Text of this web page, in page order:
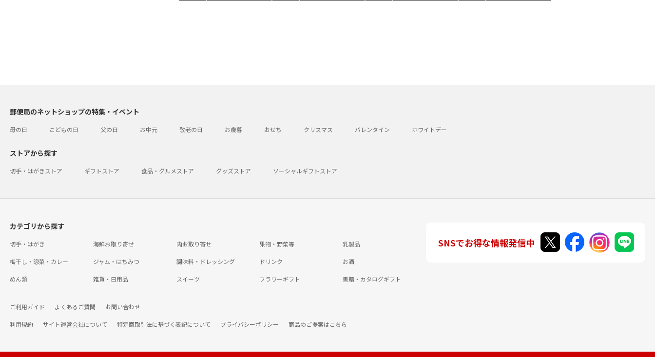
郵便局のネットショップの特集・イベント
母の日 こどもの日 父の日 お中元 敬老の日 お歳暮 おせち クリスマス バレンタイン ホワイトデー
ストアから探す
切手・はがきストア ギフトストア 食品・グルメストア グッズストア ソーシャルギフトストア
カテゴリから探す
切手・はがき 海鮮お取り寄せ 肉お取り寄せ 果物・野菜等 乳製品
梅干し・惣菜・カレー ジャム・はちみつ 調味料・ドレッシング ドリンク お酒
めん類 雑貨・日用品 スイーツ フラワーギフト 書籍・カタログギフト
ご利用ガイド よくあるご質問 お問い合わせ
利用規約 サイト運営会社について 特定商取引法に基づく表記について プライバシーポリシー 商品のご提案はこちら
SNSでお得な情報発信中